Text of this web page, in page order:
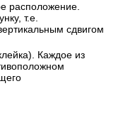
расположение.
т.е.
сдвигом
Каждое из